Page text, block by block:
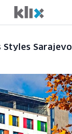
Sarajevo